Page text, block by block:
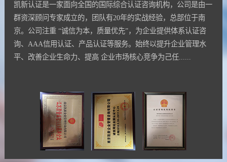
凯新认证是一家面向全国的国际综合认证咨询机构，公司是由一
群资深顾问专家成立的，团队有20年的实战经验，总部位于南
京。公司注重 “诚信为本，质量优先”，为企业提供体系认证咨
询、AAA信用认证、产品认证等服务。始终以提升企业管理水
平、改善企业生命力、提高 企业市场核心竞争为己任......